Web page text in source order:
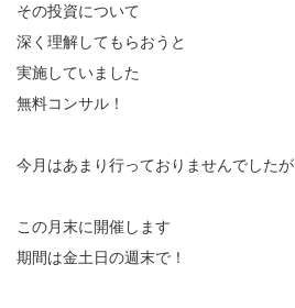
その投資について
深く理解してもらおうと
実施していました
無料コンサル！
今月はあまり行っておりませんでしたが
この月末に開催します
期間は金土日の週末で！